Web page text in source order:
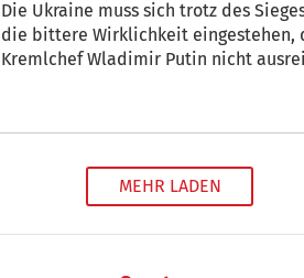
Die Ukraine muss sich trotz des
die bittere Wirklichkeit eingestehen,
Kremlchef Wladimir Putin nicht
MEHR LADEN